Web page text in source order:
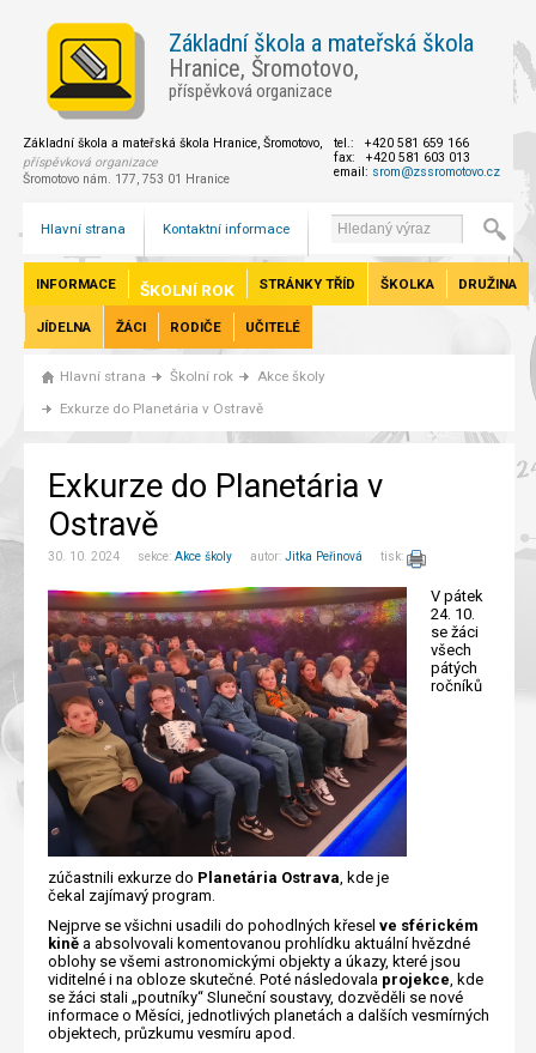
Základní škola a mateřská škola
Hranice, Šromotovo,
příspěvková organizace
Základní škola a mateřská škola Hranice, Šromotovo,
příspěvková organizace
Šromotovo nám. 177, 753 01 Hranice
tel.: +420 581 659 166
fax: +420 581 603 013
email: srom@zssromotovo.cz
Hlavní strana Kontaktní informace
INFORMACE ŠKOLNÍ ROK STRÁNKY TŘÍD ŠKOLKA DRUŽINA
JÍDELNA ŽÁCI RODIČE UČITELÉ
Hlavní strana Školní rok
Akce školy
Exkurze do Planetária v Ostravě
Exkurze do Planetária v
Ostravě
30. 10. 2024 sekce: Akce školy autor: Jitka Peřinová tisk:
V pátek
24. 10.
se žáci
všech
pátých
ročníků
zúčastnili exkurze do Planetária Ostrava, kde je
čekal zajímavý program.
Nejprve se všichni usadili do pohodlných křesel ve sférickém
kině a absolvovali komentovanou prohlídku aktuální hvězdné
oblohy se všemi astronomickými objekty a úkazy, které jsou
viditelné i na obloze skutečné. Poté následovala projekce, kde
se žáci stali „poutníky“ Sluneční soustavy, dozvěděli se nové
informace o Měsíci, jednotlivých planetách a dalších vesmírných
objektech, průzkumu vesmíru apod.